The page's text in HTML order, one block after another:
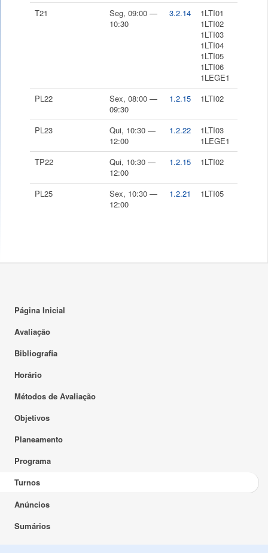
T21
Seg, 09:00 —
10:30
3.2.14
1LTI01
1LTI02
1LTI03
1LTI04
1LTI05
1LTI06
1LEGE1
PL22
Sex, 08:00 —
09:30
1.2.15 1LTI02
PL23
Qui, 10:30 —
12:00
1.2.22
1LTI03
1LEGE1
TP22
Qui, 10:30 —
12:00
1.2.15 1LTI02
PL25
Sex, 10:30 —
12:00
1.2.21 1LTI05
Página Inicial
Avaliação
Bibliografia
Horário
Métodos de Avaliação
Objetivos
Planeamento
Programa
Turnos
Anúncios
Sumários